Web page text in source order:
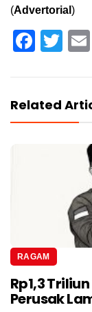
(Advertorial )
Related
RAGAM
Rp1,3
Perusak